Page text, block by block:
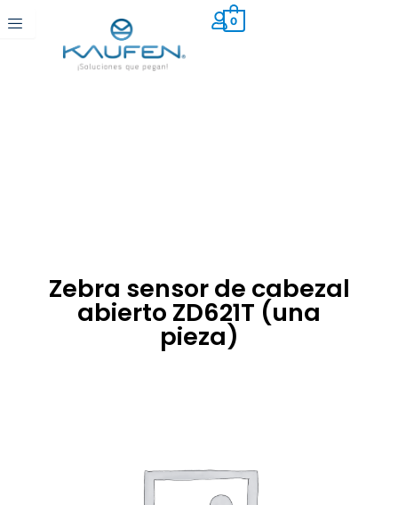
al
contenido
0
Zebra sensor de cabezal
abierto ZD621T (una
pieza)